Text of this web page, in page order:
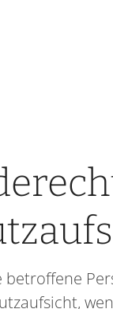
betroffene